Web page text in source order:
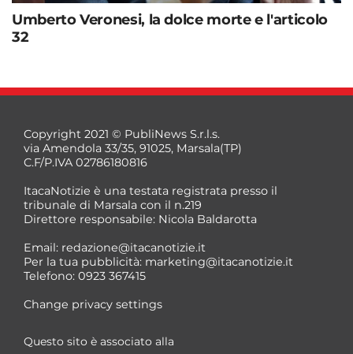
Umberto Veronesi, la dolce morte e l'articolo
32
Copyright 2021 © PubliNews S.r.l.s.
via Amendola 33/35, 91025, Marsala(TP)
C.F/P.IVA 02786180816
ItacaNotizie è una testata registrata presso il
tribunale di Marsala con il n.219
Direttore responsabile: Nicola Baldarotta
Email: redazione@itacanotizie.it
Per la tua pubblicità: marketing@itacanotizie.it
Telefono: 0923 367415
Change privacy settings
Questo sito è associato alla